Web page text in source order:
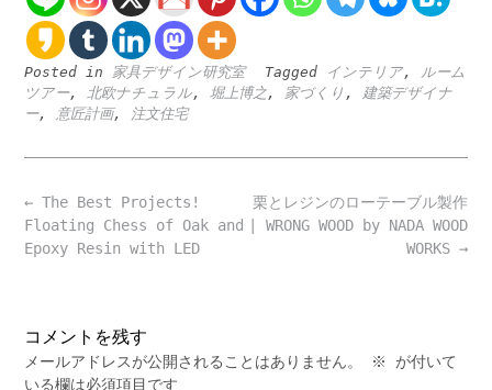
Posted in 家具デザイン研究室 Tagged インテリア, ルーム
ツアー, 北欧ナチュラル, 堀上博之, ‪家づくり , 建築デザイナ
ー, 意匠計画, 注文住宅
Post
navigation
栗とレジンのローテーブル製作
| WRONG WOOD by NADA WOOD
WORKS →
← The Best Projects!
Floating Chess of Oak and
Epoxy Resin with LED
コメントを残す
メールアドレスが公開されることはありません。 ※
が付いて
いる欄は必須項目です